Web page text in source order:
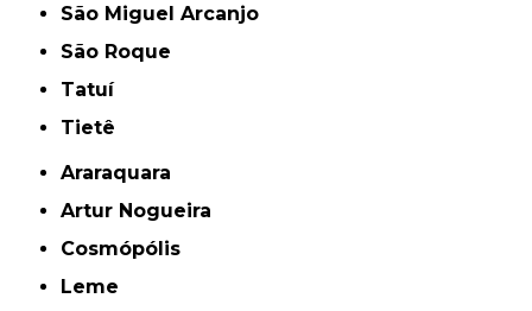
São Miguel Arcanjo
São Roque
Tatuí
Tietê
Araraquara
Artur Nogueira
Cosmópólis
Leme